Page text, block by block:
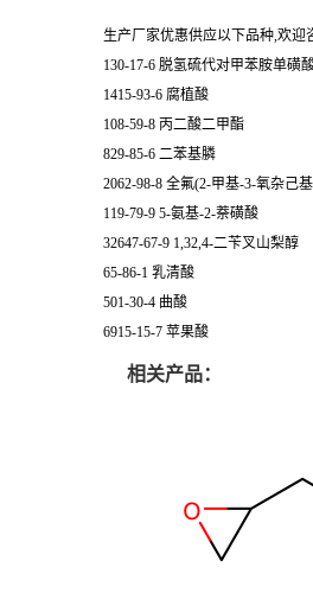
生产厂家优惠供应以下品种,欢迎
130-17-6 脱氢硫代对甲苯胺单磺
1415-93-6 腐植酸
108-59-8 丙二酸二甲酯
829-85-6 二苯基膦
2062-98-8 全氟(2-甲基-3-氧杂己
119-79-9 5-氨基-2-萘磺酸
32647-67-9 1,32,4-二苄叉山梨醇
65-86-1 乳清酸
501-30-4 曲酸
6915-15-7 苹果酸
相关产品：